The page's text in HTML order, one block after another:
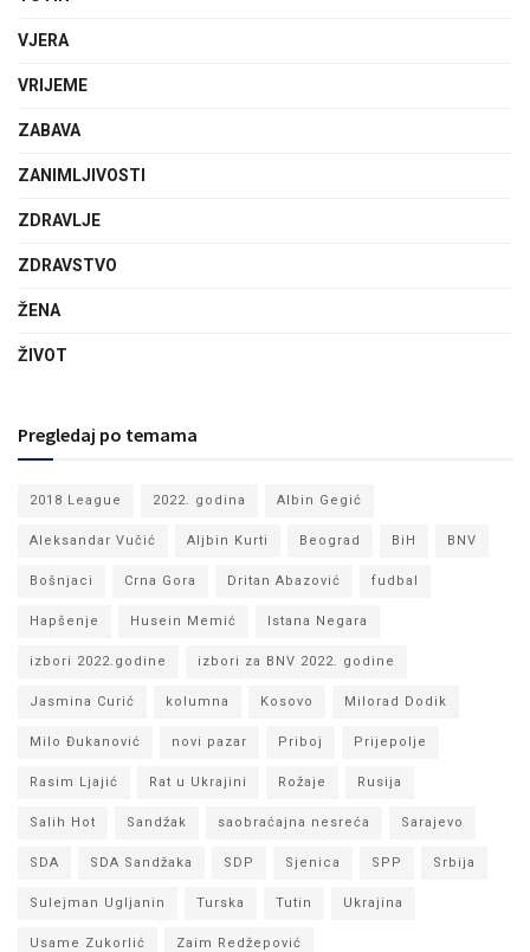
VJERA
VRIJEME
ZABAVA
ZANIMLJIVOSTI
ZDRAVLJE
ZDRAVSTVO
ŽENA
ŽIVOT
Pregledaj po temama
2018 League 2022. godina Albin Gegić
Aleksandar Vučić Aljbin Kurti Beograd BiH BNV
Bošnjaci Crna Gora Dritan Abazović fudbal
Hapšenje Husein Memić Istana Negara
izbori 2022.godine izbori za BNV 2022. godine
Jasmina Curić kolumna Kosovo Milorad Dodik
Milo Đukanović novi pazar Priboj Prijepolje
Rasim Ljajić Rat u Ukrajini Rožaje Rusija
Salih Hot Sandžak saobraćajna nesreća Sarajevo
SDA SDA Sandžaka SDP Sjenica SPP Srbija
Sulejman Ugljanin Turska Tutin Ukrajina
Usame Zukorlić Zaim Redžepović